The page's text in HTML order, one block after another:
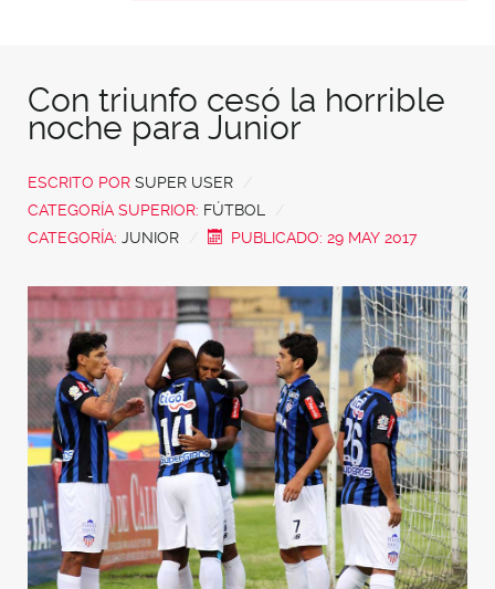
Con triunfo cesó la horrible
noche para Junior
ESCRITO POR SUPER USER
CATEGORÍA SUPERIOR: FÚTBOL
CATEGORÍA: JUNIOR PUBLICADO: 29 MAY 2017